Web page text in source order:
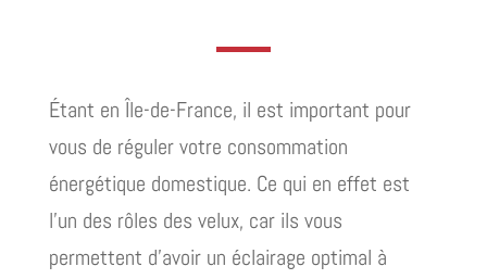
Étant en Île-de-France, il est important pour
vous de réguler votre consommation
énergétique domestique. Ce qui en effet est
l’un des rôles des velux, car ils vous
permettent d’avoir un éclairage optimal à